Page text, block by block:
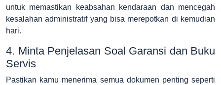
untuk memastikan keabsahan kendaraan dan mencegah
kesalahan administratif yang bisa merepotkan di kemudian
hari.
4. Minta Penjelasan Soal Garansi dan Buku
Servis
Pastikan kamu menerima semua dokumen penting seperti